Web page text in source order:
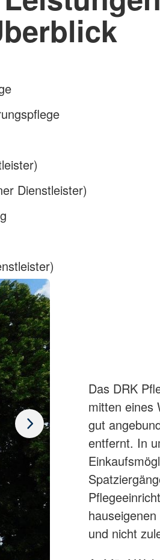
Dienstleister)
Das DRK
mitten eines
gut
entfernt. In
und nicht